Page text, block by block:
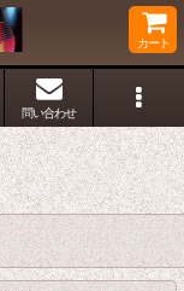
カート
問い合わせ